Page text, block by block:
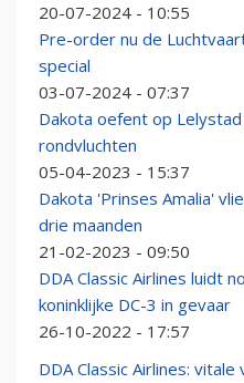
20-07-2024 - 10:55
Pre-order nu de
special
03-07-2024 - 07:37
Dakota oefent op
rondvluchten
05-04-2023 - 15:37
Dakota 'Prinses Amalia'
drie maanden
21-02-2023 - 09:50
DDA Classic Airlines luidt
koninklijke DC-3 in gevaar
26-10-2022 - 17:57
DDA Classic Airlines: